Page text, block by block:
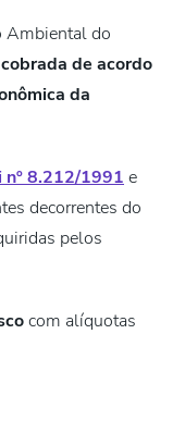
Ambiental do
de acordo
da
nº 8.212/1991 e
decorrentes do
pelos
com alíquotas